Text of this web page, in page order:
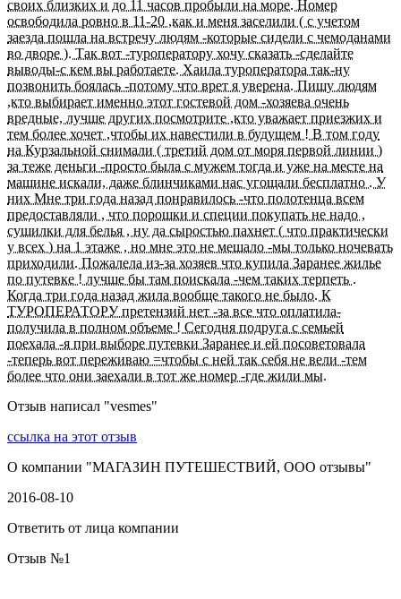
своих близких и до 11 часов пробыли на море. Номер
освободила ровно в 11-20 ,как и меня заселили ( с учетом
заезда пошла на встречу людям -которые сидели с чемоданами
во дворе ). Так вот -туроператору хочу сказать -сделайте
выводы-с кем вы работаете. Хаила туроператора так-ну
позвонить боялась -потому что врет я уверена. Пишу людям
,кто выбирает именно этот гостевой дом -хозяева очень
вредные, лучше других посмотрите ,кто уважает приезжих и
тем более хочет ,чтобы их навестили в будущем ! В том году
на Курзальной снимали ( третий дом от моря первой линии )
за теже деньги -просто была с мужем тогда и уже на месте на
машине искали, даже блинчиками нас угощали бесплатно . У
них Мне три года назад понравилось -что полотенца всем
предоставляли , что порошки и специи покупать не надо ,
сушилки для белья , ну да сыростью пахнет ( что практически
у всех ) на 1 этаже , но мне это не мешало -мы только ночевать
приходили. Пожалела из-за хозяев что купила Заранее жилье
по путевке ! лучше бы там поискала -чем таких терпеть .
Когда три года назад жила вообще такого не было. К
ТУРОПЕРАТОРУ претензий нет -за все что оплатила-
получила в полном объеме ! Сегодня подруга с семьей
поехала -я при выборе путевки Заранее и ей посоветовала
-теперь вот переживаю =чтобы с ней так себя не вели -тем
более что они заехали в тот же номер -где жили мы.
Отзыв написал "vesmes"
ссылка на этот отзыв
О компании "МАГАЗИН ПУТЕШЕСТВИЙ, ООО отзывы"
2016-08-10
Ответить от лица компании
Отзыв №1